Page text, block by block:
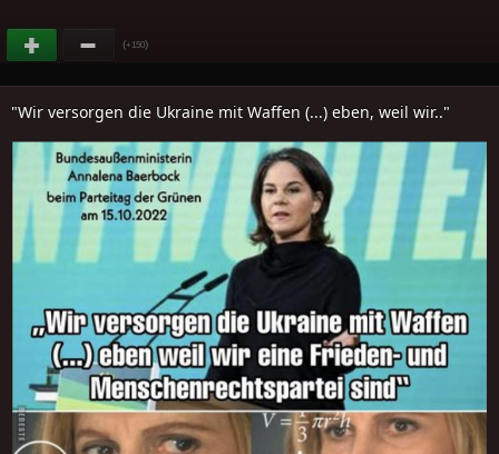
(+150)
"Wir versorgen die Ukraine mit Waffen (...) eben, weil wir.."